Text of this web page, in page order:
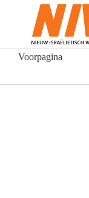
Voorpagina